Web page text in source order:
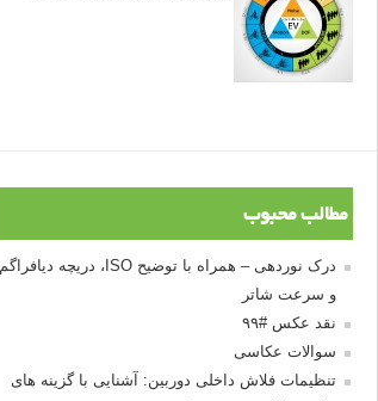
مطالب محبوب
درک نوردهی – همراه با توضیح ISO، دریچه دیافراگم
و سرعت شاتر
نقد عکس #۹۹
سوالات عکاسی
تنظیمات فلاش داخلی دوربین: آشنایی با گزینه های